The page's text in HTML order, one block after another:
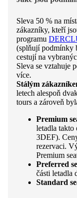
Sleva 50 % na
zákazníky, kteří
programu
(splňují podmínky
cestují na
Sleva se vztahuje
více.
Stálým
letech alespoň
tours a zároveň
Premium
letadla takto
3DEF).
rezervaci.
Premium
Preferred
části letadla
Standard